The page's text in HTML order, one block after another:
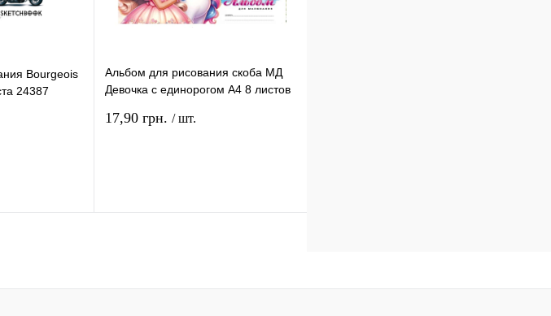
Bourgeois
24387
Альбом для рисования скоба МД
Девочка с единорогом А4 8 листов
17,90 грн. / шт.